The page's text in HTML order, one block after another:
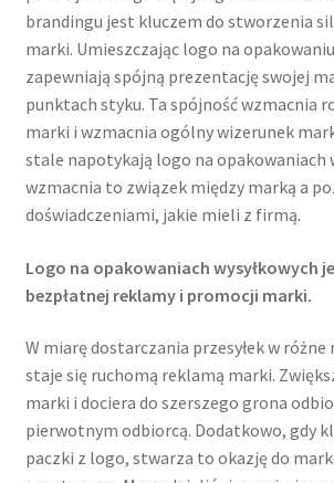
Twój koszyk
Wishlist
brandingu jest kluczem do stworzenia
marki. Umieszczając logo na
zapewniają spójną prezentację swojej
punktach styku. Ta spójność wzmacnia
marki i wzmacnia ogólny wizerunek
stale napotykają logo na opakowaniach
wzmacnia to związek między marką a
doświadczeniami, jakie mieli z firmą.
Logo na opakowaniach wysyłkowych
bezpłatnej reklamy i promocji marki.
W miarę dostarczania przesyłek w różne
staje się ruchomą reklamą marki.
marki i dociera do szerszego grona
pierwotnym odbiorcą. Dodatkowo, gdy
paczki z logo, stwarza to okazję do